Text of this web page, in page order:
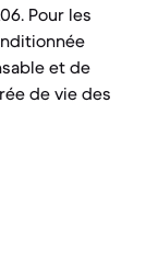
Pour les
et de
de vie des